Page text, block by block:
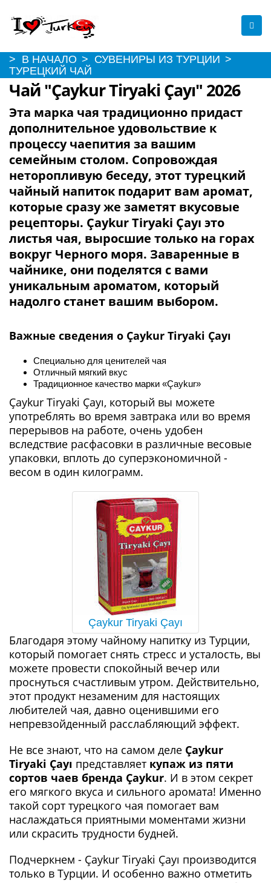
> В НАЧАЛО > СУВЕНИРЫ ИЗ ТУРЦИИ >
ТУРЕЦКИЙ ЧАЙ
Чай "Çaykur Tiryaki Çayı" 2026
Эта марка чая традиционно придаст
дополнительное удовольствие к
процессу чаепития за вашим
семейным столом. Сопровождая
неторопливую беседу, этот турецкий
чайный напиток подарит вам аромат,
которые сразу же заметят вкусовые
рецепторы. Çaykur Tiryaki Çayı это
листья чая, выросшие только на горах
вокруг Черного моря. Заваренные в
чайнике, они поделятся с вами
уникальным ароматом, который
надолго станет вашим выбором.
Важные сведения о Çaykur Tiryaki Çayı
Специально для ценителей чая
Отличный мягкий вкус
Традиционное качество марки «Çaykur»
Çaykur Tiryaki Çayı, который вы можете
употреблять во время завтрака или во время
перерывов на работе, очень удобен
вследствие расфасовки в различные весовые
упаковки, вплоть до суперэкономичной -
весом в один килограмм.
Çaykur Tiryaki Çayı
Благодаря этому чайному напитку из Турции,
который помогает снять стресс и усталость, вы
можете провести спокойный вечер или
проснуться счастливым утром. Действительно,
этот продукт незаменим для настоящих
любителей чая, давно оценившими его
непревзойденный расслабляющий эффект.
Не все знают, что на самом деле Çaykur
Tiryaki Çayı представляет купаж из пяти
сортов чаев бренда Çaykur. И в этом секрет
его мягкого вкуса и сильного аромата! Именно
такой сорт турецкого чая помогает вам
наслаждаться приятными моментами жизни
или скрасить трудности будней.
Подчеркнем - Çaykur Tiryaki Çayı производится
только в Турции. И особенно важно отметить